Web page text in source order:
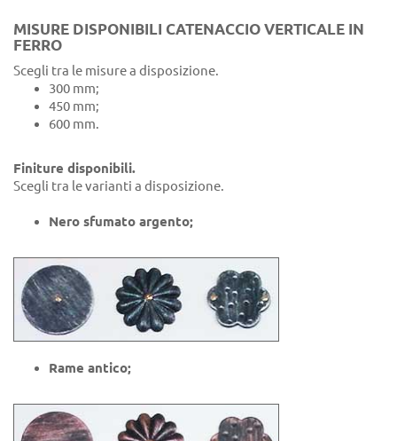
MISURE DISPONIBILI CATENACCIO VERTICALE IN
FERRO
Scegli tra le misure a disposizione.
300 mm;
450 mm;
600 mm.
Finiture disponibili.
Scegli tra le varianti a disposizione.
Nero sfumato argento;
Rame antico;